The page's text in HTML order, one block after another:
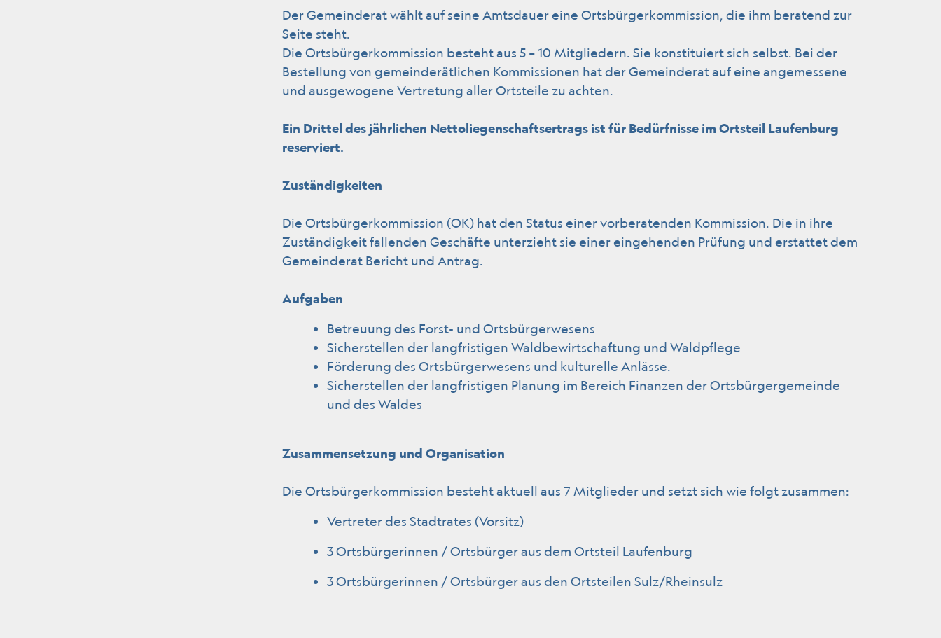
Der Gemeinderat wählt auf seine Amtsdauer eine Ortsbürgerkommission, die ihm beratend zur
Seite steht.
Die Ortsbürgerkommission besteht aus 5 – 10 Mitgliedern. Sie konstituiert sich selbst. Bei der
Bestellung von gemeinderätlichen Kommissionen hat der Gemeinderat auf eine angemessene
und ausgewogene Vertretung aller Ortsteile zu achten.
Ein Drittel des jährlichen Nettoliegenschaftsertrags ist für Bedürfnisse im Ortsteil Laufenburg
reserviert.
Zuständigkeiten
Die Ortsbürgerkommission (OK) hat den Status einer vorberatenden Kommission. Die in ihre
Zuständigkeit fallenden Geschäfte unterzieht sie einer eingehenden Prüfung und erstattet dem
Gemeinderat Bericht und Antrag.
Aufgaben
Betreuung des Forst- und Ortsbürgerwesens
Sicherstellen der langfristigen Waldbewirtschaftung und Waldpflege
Förderung des Ortsbürgerwesens und kulturelle Anlässe.
Sicherstellen der langfristigen Planung im Bereich Finanzen der Ortsbürgergemeinde
und des Waldes
Zusammensetzung und Organisation
Die Ortsbürgerkommission besteht aktuell aus 7 Mitglieder und setzt sich wie folgt zusammen:
Vertreter des Stadtrates (Vorsitz)
3 Ortsbürgerinnen / Ortsbürger aus dem Ortsteil Laufenburg
3 Ortsbürgerinnen / Ortsbürger aus den Ortsteilen Sulz/Rheinsulz